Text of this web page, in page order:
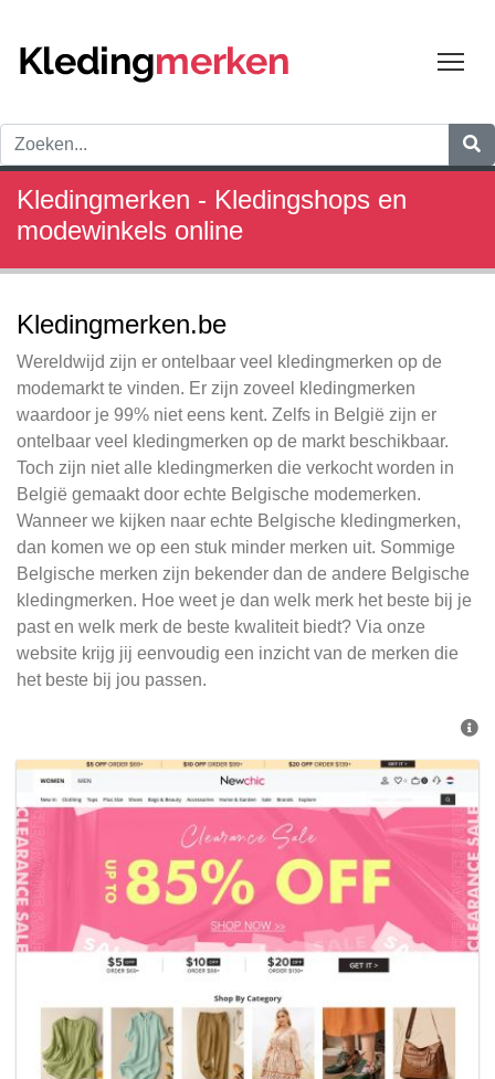
Kledingmerken - Kledingshops en
modewinkels online
Kledingmerken.be
Wereldwijd zijn er ontelbaar veel kledingmerken op de
modemarkt te vinden. Er zijn zoveel kledingmerken
waardoor je 99% niet eens kent. Zelfs in België zijn er
ontelbaar veel kledingmerken op de markt beschikbaar.
Toch zijn niet alle kledingmerken die verkocht worden in
België gemaakt door echte Belgische modemerken.
Wanneer we kijken naar echte Belgische kledingmerken,
dan komen we op een stuk minder merken uit. Sommige
Belgische merken zijn bekender dan de andere Belgische
kledingmerken. Hoe weet je dan welk merk het beste bij je
past en welk merk de beste kwaliteit biedt? Via onze
website krijg jij eenvoudig een inzicht van de merken die
het beste bij jou passen.